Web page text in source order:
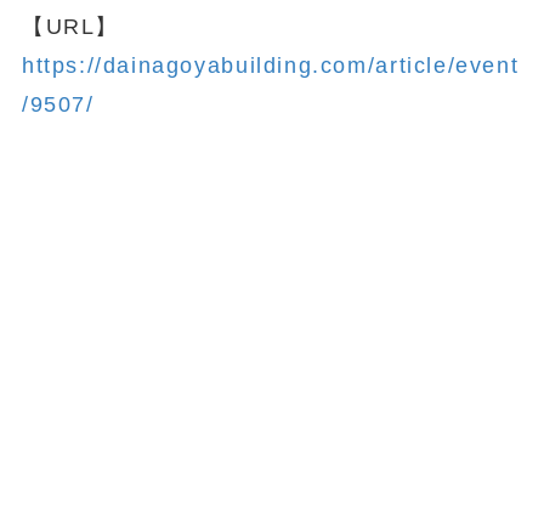
【URL】
https://dainagoyabuilding.com/article/event
/9507/